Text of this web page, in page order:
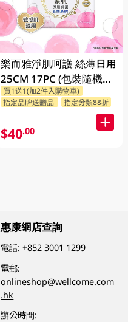
樂而雅淨肌呵護 絲薄日用
25CM 17PC (包裝隨機發
放)
買1送1(加2件入購物車)
指定品牌送贈品
指定分類88折
$40.00
惠康網店查詢
電話:+852 3001 1299
電郵:
onlineshop@wellcome.com
.hk
辦公時間: